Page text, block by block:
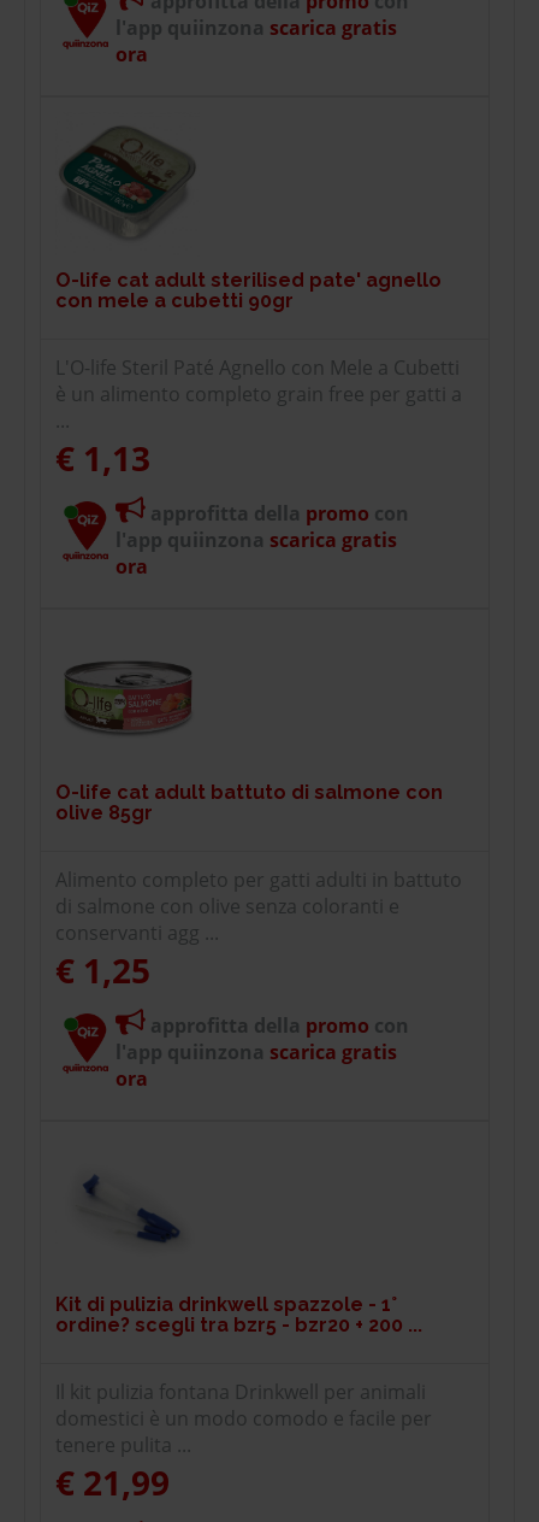
l'app quiinzona scarica gratis
ora
O-life cat adult sterilised pate' agnello
con mele a cubetti 90gr
L'O-life Steril Paté Agnello con Mele a Cubetti
è un alimento completo grain free per gatti a
...
€ 1,13
approfitta della promo con
l'app quiinzona scarica gratis
ora
O-life cat adult battuto di salmone con
olive 85gr
Alimento completo per gatti adulti in battuto
di salmone con olive senza coloranti e
conservanti agg ...
€ 1,25
approfitta della promo con
l'app quiinzona scarica gratis
ora
Kit di pulizia drinkwell spazzole - 1°
ordine? scegli tra bzr5 - bzr20 + 200 ...
Il kit pulizia fontana Drinkwell per animali
domestici è un modo comodo e facile per
tenere pulita ...
€ 21,99